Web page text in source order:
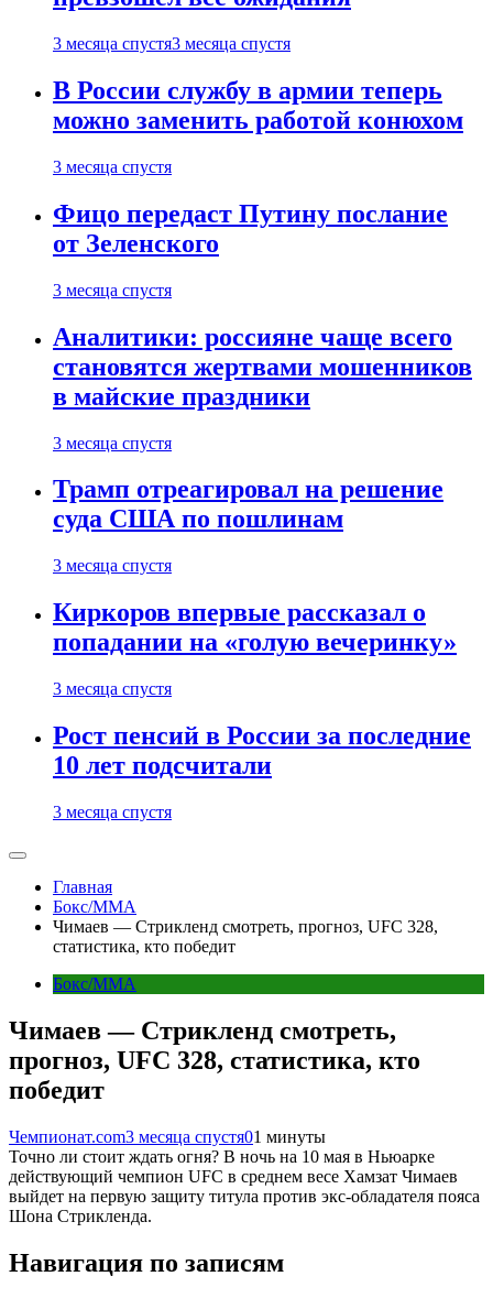
3 месяца спустя3 месяца спустя
В России службу в армии теперь
можно заменить работой конюхом
3 месяца спустя
Фицо передаст Путину послание
от Зеленского
3 месяца спустя
Аналитики: россияне чаще всего
становятся жертвами мошенников
в майские праздники
3 месяца спустя
Трамп отреагировал на решение
суда США по пошлинам
3 месяца спустя
Киркоров впервые рассказал о
попадании на «голую вечеринку»
3 месяца спустя
Рост пенсий в России за последние
10 лет подсчитали
3 месяца спустя
Главная
Бокс/MMA
Чимаев — Стрикленд смотреть, прогноз, UFC 328,
статистика, кто победит
Бокс/MMA
Чимаев — Стрикленд смотреть,
прогноз, UFC 328, статистика, кто
победит
Чемпионат.com3 месяца спустя01 минуты
Точно ли стоит ждать огня? В ночь на 10 мая в Ньюарке
действующий чемпион UFC в среднем весе Хамзат Чимаев
выйдет на первую защиту титула против экс-обладателя пояса
Шона Стрикленда.
Навигация по записям